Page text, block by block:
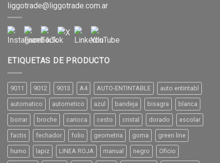
liggotrade@liggotrade.com.ar
ETIQUETAS DE PRODUCTO
9011 9012 9013 A4 AUTO-ENTINTABLE auto entintabl
automatico autometico azul bandeja bisagra blanca
borrar broche carioca cesto cristal dorado escolar
factis fechador folio geometria goma green line
humo lapiz LINEA ROJA manual negro Oficio